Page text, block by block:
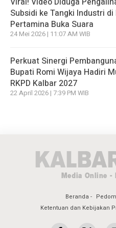
Subsidi ke Tangki Industri di
Pertamina Buka Suara
24 Mei 2026 | 11:07 AM WIB
Perkuat Sinergi
Bupati Romi Wijaya Hadiri
RKPD Kalbar 2027
22 April 2026 | 7:39 PM WIB
Beranda
Ketentuan dan Kebijakan